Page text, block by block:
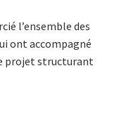
l’ensemble des
ont accompagné
projet structurant